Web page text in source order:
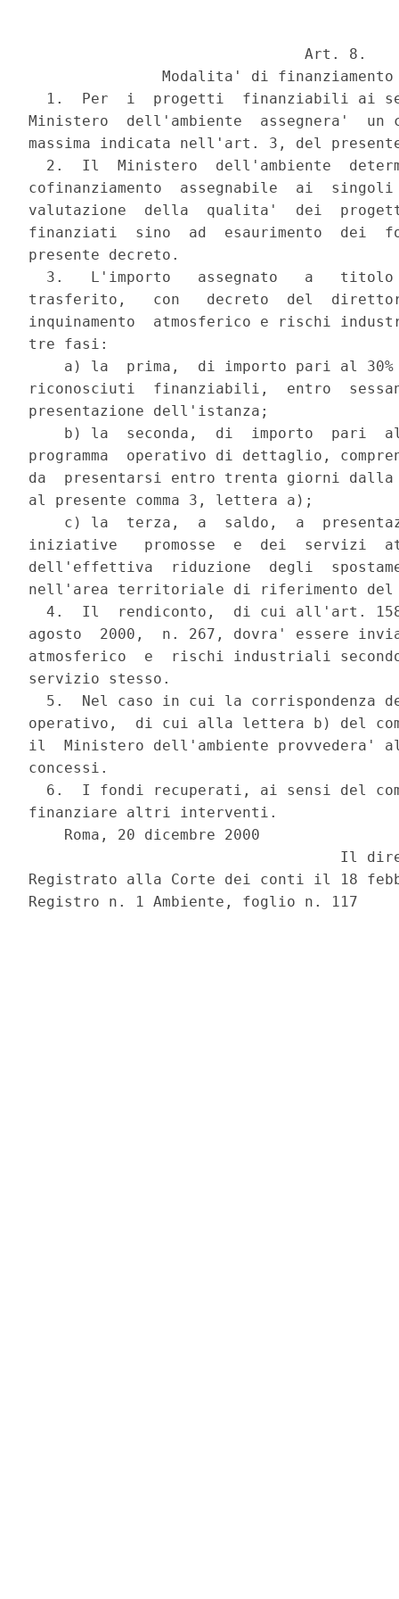
                               Art. 8.
Modalita' di finanziamento
1.  Per  i  progetti  finanziabili ai
Ministero  dell'ambiente  assegnera'  un
massima indicata nell'art. 3, del
2.  Il  Ministero  dell'ambiente
cofinanziamento  assegnabile  ai
valutazione  della  qualita'  dei
finanziati  sino  ad  esaurimento  dei
presente decreto.
3.   L'importo   assegnato   a
trasferito,   con   decreto  del
inquinamento  atmosferico e rischi
tre fasi:
a) la  prima,  di importo pari al
riconosciuti  finanziabili,  entro
presentazione dell'istanza;
b) la  seconda,  di  importo  pari
programma  operativo di dettaglio,
da  presentarsi entro trenta giorni
al presente comma 3, lettera a);
c) la  terza,  a  saldo,  a
iniziative   promosse  e  dei  servizi
dell'effettiva  riduzione  degli
nell'area territoriale di riferimento del
4.  Il  rendiconto,  di cui all'art.
agosto  2000,  n. 267, dovra' essere
atmosferico  e  rischi industriali
servizio stesso.
5.  Nel caso in cui la corrispondenza
operativo,  di cui alla lettera b) del
il  Ministero dell'ambiente provvedera'
concessi.
6.  I fondi recuperati, ai sensi del
finanziare altri interventi.
    Roma, 20 dicembre 2000
Il
Registrato alla Corte dei conti il 18